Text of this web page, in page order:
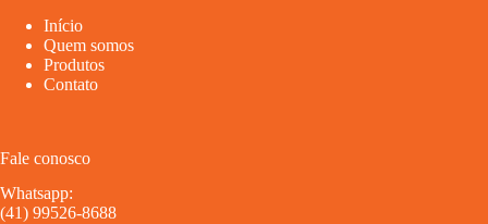
Início
Quem somos
Produtos
Contato
Fale conosco
Whatsapp:
(41) 99526-8688